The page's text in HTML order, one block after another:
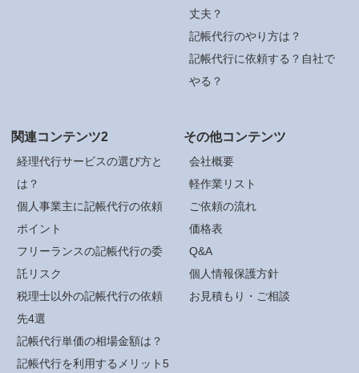
丈夫？
記帳代行のやり方は？
記帳代行に依頼する？自社で
やる？
関連コンテンツ2
経理代行サービスの選び方と
は？
個人事業主に記帳代行の依頼
ポイント
フリーランスの記帳代行の委
託リスク
税理士以外の記帳代行の依頼
先4選
記帳代行単価の相場金額は？
記帳代行を利用するメリット5
その他コンテンツ
会社概要
軽作業リスト
ご依頼の流れ
価格表
Q&A
個人情報保護方針
お見積もり・ご相談